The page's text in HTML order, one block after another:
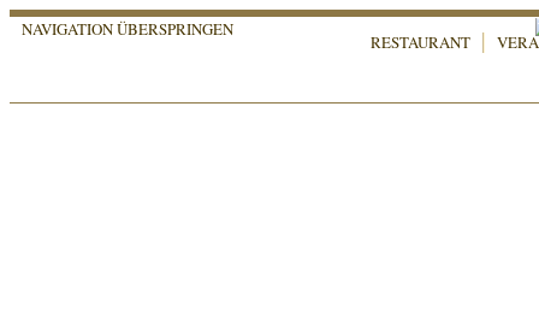
NAVIGATION ÜBERSPRINGEN
RESTAURANT